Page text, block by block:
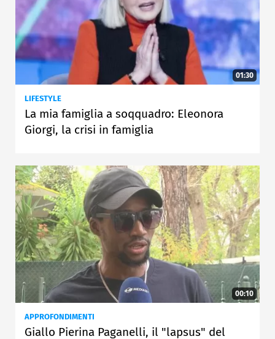
01:30
LIFESTYLE
La mia famiglia a soqquadro: Eleonora
Giorgi, la crisi in famiglia
00:10
APPROFONDIMENTI
Giallo Pierina Paganelli, il "lapsus" del